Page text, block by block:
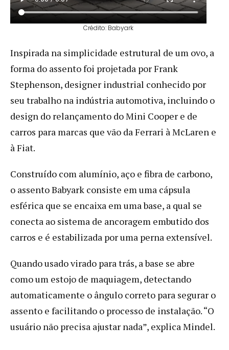
Crédito: Babyark
Inspirada na simplicidade estrutural de um ovo, a
forma do assento foi projetada por Frank
Stephenson, designer industrial conhecido por
seu trabalho na indústria automotiva, incluindo o
design do relançamento do Mini Cooper e de
carros para marcas que vão da Ferrari à McLaren e
à Fiat.
Construído com alumínio, aço e fibra de carbono,
o assento Babyark consiste em uma cápsula
esférica que se encaixa em uma base, a qual se
conecta ao sistema de ancoragem embutido dos
carros e é estabilizada por uma perna extensível.
Quando usado virado para trás, a base se abre
como um estojo de maquiagem, detectando
automaticamente o ângulo correto para segurar o
assento e facilitando o processo de instalação. “O
usuário não precisa ajustar nada”, explica Mindel.